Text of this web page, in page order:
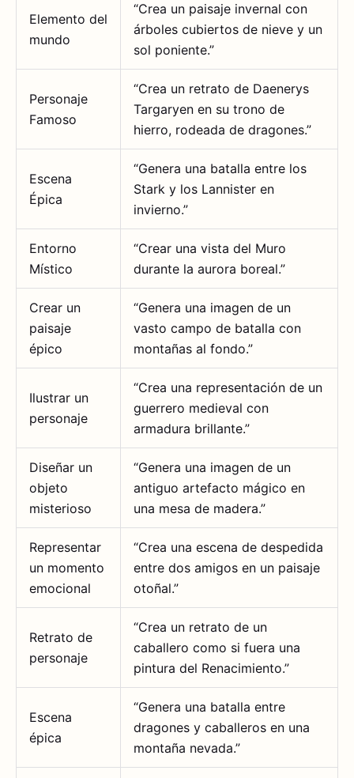
Elemento del
mundo
“Crea un paisaje invernal con
árboles cubiertos de nieve y un
sol poniente.”
Personaje
Famoso
“Crea un retrato de Daenerys
Targaryen en su trono de
hierro, rodeada de dragones.”
Escena
Épica
“Genera una batalla entre los
Stark y los Lannister en
invierno.”
Entorno
Místico
“Crear una vista del Muro
durante la aurora boreal.”
Crear un
paisaje
épico
“Genera una imagen de un
vasto campo de batalla con
montañas al fondo.”
Ilustrar un
personaje
“Crea una representación de un
guerrero medieval con
armadura brillante.”
Diseñar un
objeto
misterioso
“Genera una imagen de un
antiguo artefacto mágico en
una mesa de madera.”
Representar
un momento
emocional
“Crea una escena de despedida
entre dos amigos en un paisaje
otoñal.”
Retrato de
personaje
“Crea un retrato de un
caballero como si fuera una
pintura del Renacimiento.”
Escena
épica
“Genera una batalla entre
dragones y caballeros en una
montaña nevada.”